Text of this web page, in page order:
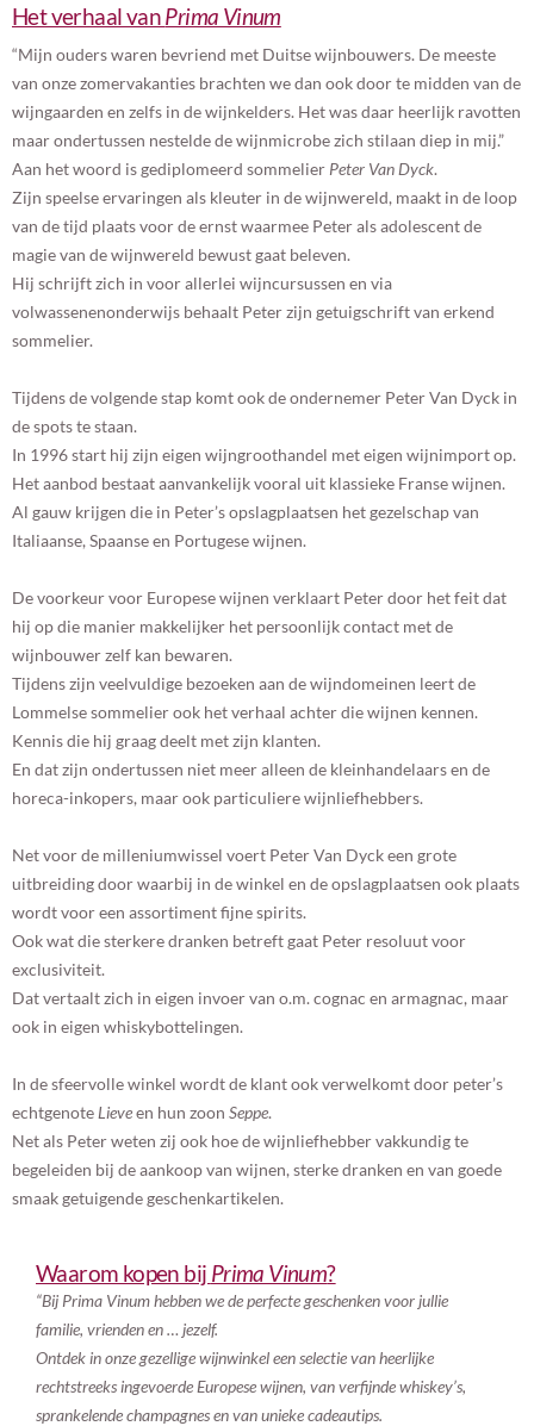
Het verhaal vanPrima Vinum
“Mijn ouders waren bevriend met Duitse wijnbouwers. De meeste
van onze zomervakanties brachten we dan ook door te midden van de
wijngaarden en zelfs in de wijnkelders. Het was daar heerlijk ravotten
maar ondertussen nestelde de wijnmicrobe zich stilaan diep in mij.”
Aan het woord is gediplomeerd sommelier Peter Van Dyck.
Zijn speelse ervaringen als kleuter in de wijnwereld, maakt in de loop
van de tijd plaats voor de ernst waarmee Peter als adolescent de
magie van de wijnwereld bewust gaat beleven.
Hij schrijft zich in voor allerlei wijncursussen en via
volwassenenonderwijs behaalt Peter zijn getuigschrift van erkend
sommelier.
Tijdens de volgende stap komt ook de ondernemer Peter Van Dyck in
de spots te staan.
In 1996 start hij zijn eigen wijngroothandel met eigen wijnimport op.
Het aanbod bestaat aanvankelijk vooral uit klassieke Franse wijnen.
Al gauw krijgen die in Peter’s opslagplaatsen het gezelschap van
Italiaanse, Spaanse en Portugese wijnen.
De voorkeur voor Europese wijnen verklaart Peter door het feit dat
hij op die manier makkelijker het persoonlijk contact met de
wijnbouwer zelf kan bewaren.
Tijdens zijn veelvuldige bezoeken aan de wijndomeinen leert de
Lommelse sommelier ook het verhaal achter die wijnen kennen.
Kennis die hij graag deelt met zijn klanten.
En dat zijn ondertussen niet meer alleen de kleinhandelaars en de
horeca-inkopers, maar ook particuliere wijnliefhebbers.
Net voor de milleniumwissel voert Peter Van Dyck een grote
uitbreiding door waarbij in de winkel en de opslagplaatsen ook plaats
wordt voor een assortiment fijne spirits.
Ook wat die sterkere dranken betreft gaat Peter resoluut voor
exclusiviteit.
Dat vertaalt zich in eigen invoer van o.m. cognac en armagnac, maar
ook in eigen whiskybottelingen.
In de sfeervolle winkel wordt de klant ook verwelkomt door peter’s
echtgenote Lieveen hun zoon Seppe.
Net als Peter weten zij ook hoe de wijnliefhebber vakkundig te
begeleiden bij de aankoop van wijnen, sterke dranken en van goede
smaak getuigende geschenkartikelen.
Waarom kopen bij Prima Vinum?
“Bij Prima Vinum hebben we de perfecte geschenken voor jullie
familie, vrienden en … jezelf.
Ontdek in onze gezellige wijnwinkel een selectie van heerlijke
rechtstreeks ingevoerde Europese wijnen, van verfijnde whiskey’s,
sprankelende champagnes en van unieke cadeautips.